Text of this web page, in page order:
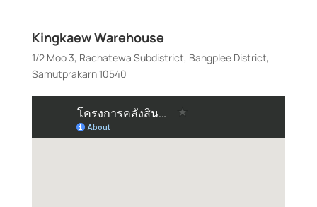
Kingkaew Warehouse
1/2 Moo 3, Rachatewa Subdistrict, Bangplee District,
Samutprakarn 10540